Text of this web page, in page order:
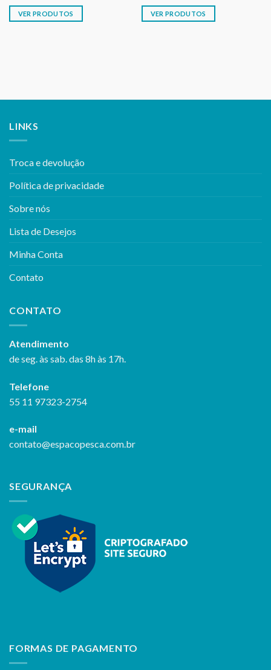
VER PRODUTOS VER PRODUTOS
LINKS
Troca e devolução
Política de privacidade
Sobre nós
Lista de Desejos
Minha Conta
Contato
CONTATO
Atendimento
de seg. às sab. das 8h às 17h.
Telefone
55 11 97323-2754
e-mail
contato@espacopesca.com.br
SEGURANÇA
FORMAS DE PAGAMENTO